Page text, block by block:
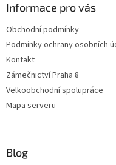
Informace pro vás
Obchodní podmínky
Podmínky ochrany osobních
Kontakt
Zámečnictví Praha 8
Velkoobchodní spolupráce
Mapa serveru
Blog